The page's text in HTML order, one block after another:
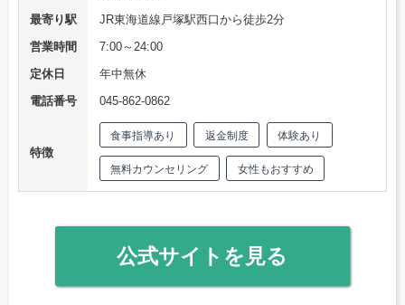
最寄り駅
JR東海道線戸塚駅西口から徒歩2分
営業時間
7:00～24:00
定休日
年中無休
電話番号
045-862-0862
特徴
食事指導あり 返金制度 体験あり
無料カウンセリング 女性もおすすめ
公式サイトを見る